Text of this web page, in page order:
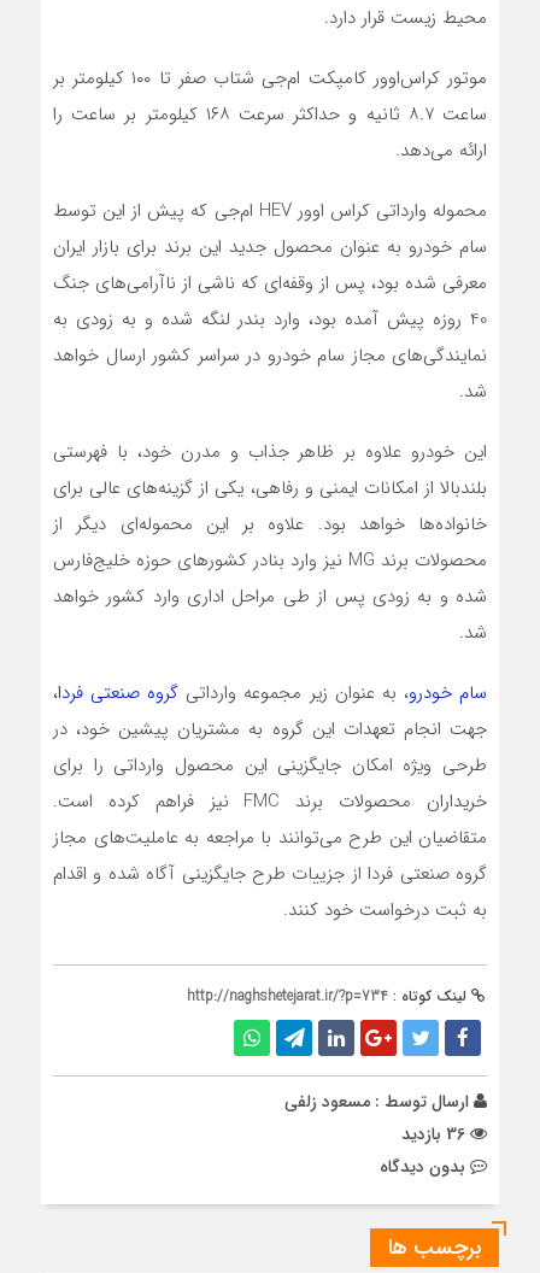
محیط زیست قرار دارد.
موتور کراس‌اوور کامپکت ام‌جی شتاب صفر تا ۱۰۰ کیلومتر بر
ساعت ۸.۷ ثانیه و حداکثر سرعت ۱۶۸ کیلومتر بر ساعت را
ارائه می‌دهد.
محموله وارداتی کراس اوور HEV ام‌جی که پیش از این توسط
سام خودرو به عنوان محصول جدید این برند برای بازار ایران
معرفی شده بود، پس از وقفه‌ای که ناشی از ناآرامی‌های جنگ
40 روزه پیش آمده بود، وارد بندر لنگه شده و به زودی به
نمایندگی‌های مجاز سام خودرو در سراسر کشور ارسال خواهد
شد.
این خودرو علاوه بر ظاهر جذاب و مدرن خود، با فهرستی
بلندبالا از امکانات ایمنی و رفاهی، یکی از گزینه‌های عالی برای
خانواده‌ها خواهد بود. علاوه بر این محموله‌ای دیگر از
محصولات برند MG نیز وارد بنادر کشورهای حوزه خلیج‌فارس
شده و به زودی پس از طی مراحل اداری وارد کشور خواهد
شد.
سام خودرو، به عنوان زیر مجموعه وارداتی گروه صنعتی فردا،
جهت انجام تعهدات این گروه به مشتریان پیشین خود، در
طرحی ویژه امکان جایگزینی این محصول وارداتی را برای
خریداران محصولات برند FMC نیز فراهم کرده است.
متقاضیان این طرح می‌توانند با مراجعه به عاملیت‌های مجاز
گروه صنعتی فردا از جزییات طرح جایگزینی آگاه شده و اقدام
به ثبت درخواست خود کنند.
لینک کوتاه : http://naghshetejarat.ir/?p=734
ارسال توسط : مسعود زلفی
بدون دیدگاه
برچسب ها